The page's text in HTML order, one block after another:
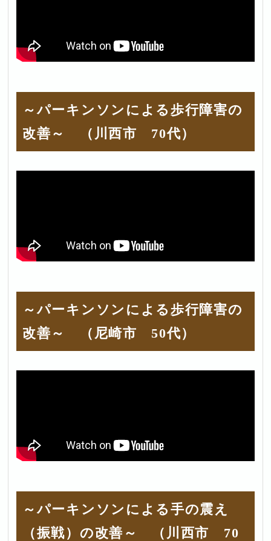
～パーキンソンによる歩行障害の
改善～ （川西市 70代）
～パーキンソンによる歩行障害の
改善～ （尼崎市 50代）
～パーキンソンによる手の震え
（振戦）の改善～ （川西市 70